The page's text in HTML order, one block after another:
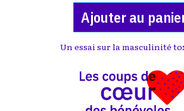
Ajouter au
Un essai sur la masculinité